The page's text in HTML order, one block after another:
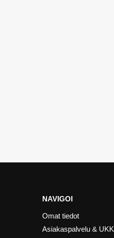
NAVIGOI
Omat tiedot
Asiakaspalvelu & UKK